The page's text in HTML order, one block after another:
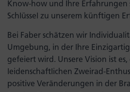
Know-how und Ihre Erfahrungen
Schlüssel zu unserem künftigen
Bei Faber schätzen wir
Umgebung, in der Ihre
gefeiert wird. Unsere Vision ist es,
leidenschaftlichen Zweirad-
positive Veränderungen in der